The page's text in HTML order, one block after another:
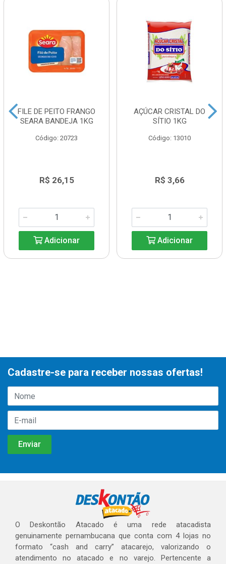
FILE DE PEITO FRANGO
SEARA BANDEJA 1KG
Código: 20723
R$ 26,15
Adicionar
AÇÚCAR CRISTAL DO
SÍTIO 1KG
Código: 13010
R$ 3,66
Adicionar
Cadastre-se para receber nossas ofertas!
O Deskontão Atacado é uma rede atacadista
genuinamente pernambucana que conta com 4 lojas no
formato “cash and carry” atacarejo, valorizando o
atendimento no atacado e no varejo. Pertencente a